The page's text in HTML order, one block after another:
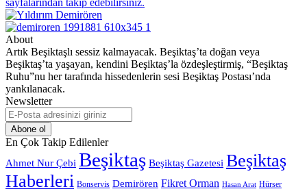
About
Artık Beşiktaşlı sessiz kalmayacak. Beşiktaş’ta doğan veya
Beşiktaş’ta yaşayan, kendini Beşiktaş’la özdeşleştirmiş, “Beşiktaş
Ruhu”nu her tarafında hissedenlerin sesi Beşiktaş Postası’nda
yankılanacak.
Newsletter
E-
Posta
adresinizi
giriniz
En Çok Takip Edilenler
Ahmet Nur Çebi Beşiktaş Beşiktaş Gazetesi Beşiktaş
Haberleri Bonservis Demirören Fikret Orman Hasan Arat Hürser